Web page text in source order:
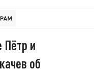
Пётр и
об